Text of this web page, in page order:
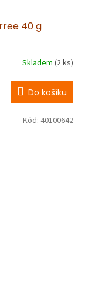
40 g
Skladem (2 ks)
Do košíku
Kód: 40100642